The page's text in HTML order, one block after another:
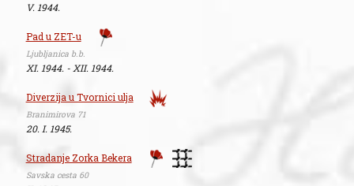
V. 1944.
Pad u ZET-u
Ljubljanica b.b.
XI. 1944. - XII. 1944.
Diverzija u Tvornici ulja
Branimirova 71
20. I. 1945.
Stradanje Zorka Bekera
Savska cesta 60